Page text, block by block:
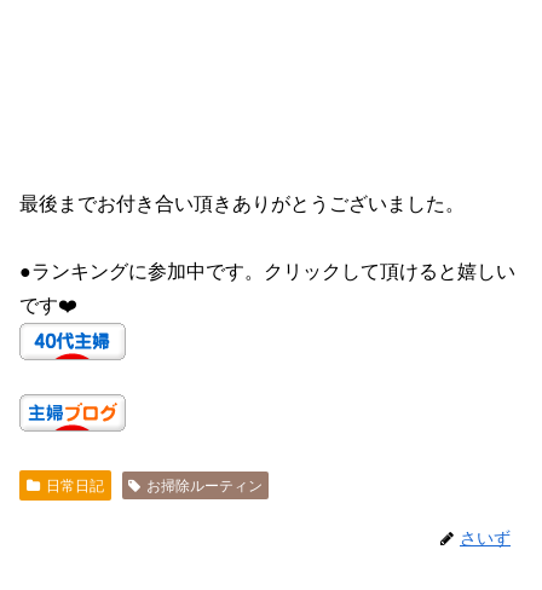
最後までお付き合い頂きありがとうございました。
●ランキングに参加中です。クリックして頂けると嬉しい
です❤️
日常日記 お掃除ルーティン
さいず